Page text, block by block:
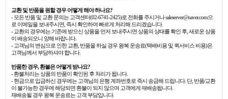
교환 및 반품을 원할 경우 어떻게 해야 하나요?
- 모든 반품 및 교환 문의는 고객센터(02-6741-2425)로 전화를 주시거나 saleserver@naver.com으
로 이메일을 보내주시면, 즉시 확인하여 빠르게 처리해 드리겠습니다.
- 교환의 경우에는 기존에 받으신 상품을 먼저 보내주시면 상품의 상태를 확인 후, 새로운 상품
이 배송되오니 양해 바랍니다.
- 고객님의 변심으로 인한 교환, 반품을 하실 경우 왕복 운송료(택배비용 및 퀵서비스 비용)은
고객님께서 부담하셔야 합니다.
반품한 경우, 환불은 어떻게 받나요?
- 환불처리는 상품의 반품이 확인된 후 처리가 됩니다.
- 현금으로 입금하신 경우에는 고객님의 은행 계좌번호로 즉시 송금해 드립니다. 단, 반품/교환
이 불가능한 경우에 해당되면 환불이 되지 않으며 고객에게 재배송됩니다.
재배송될 경우 왕복 운송료는 고객 부담입니다.